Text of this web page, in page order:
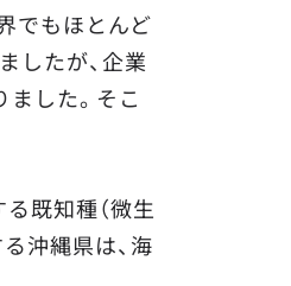
でもほとんど
したが、企業
した。そこ
既知種（微生
沖縄県は、海